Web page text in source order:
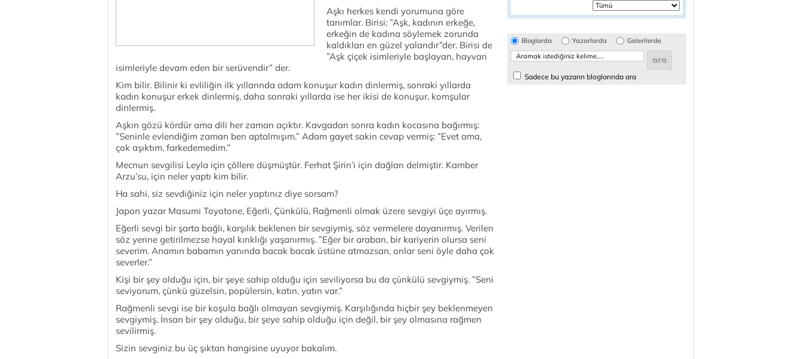
Aşkı herkes kendi yorumuna göre
tanımlar. Birisi; ”Aşk, kadının erkeğe,
erkeğin de kadına söylemek zorunda
kaldıkları en güzel yalandır”der. Birisi de
”Aşk çiçek isimleriyle başlayan, hayvan
isimleriyle devam eden bir serüvendir” der.
Kim bilir. Bilinir ki evliliğin ilk yıllarında adam konuşur kadın dinlermiş, sonraki yıllarda
kadın konuşur erkek dinlermiş, daha sonraki yıllarda ise her ikisi de konuşur, komşular
dinlermiş.
Aşkın gözü kördür ama dili her zaman açıktır. Kavgadan sonra kadın kocasına bağırmış:
”Seninle evlendiğim zaman ben aptalmışım.” Adam gayet sakin cevap vermiş: ”Evet ama,
çok aşıktım, farkedemedim.”
Mecnun sevgilisi Leyla için çöllere düşmüştür. Ferhat Şirin’i için dağları delmiştir. Kamber
Arzu’su, için neler yaptı kim bilir.
Ha sahi, siz sevdiğiniz için neler yaptınız diye sorsam?
Japon yazar Masumi Toyotone, Eğerli, Çünkülü, Rağmenli olmak üzere sevgiyi üçe ayırmış.
Eğerli sevgi bir şarta bağlı, karşılık beklenen bir sevgiymiş, söz vermelere dayanırmış. Verilen
söz yerine getirilmezse hayal kırıklığı yaşanırmış. ”Eğer bir araban, bir kariyerin olursa seni
severim. Anamın babamın yanında bacak bacak üstüne atmazsan, onlar seni öyle daha çok
severler.”
Kişi bir şey olduğu için, bir şeye sahip olduğu için seviliyorsa bu da çünkülü sevgiymiş. ”Seni
seviyorum, çünkü güzelsin, popülersin, katın, yatın var.”
Rağmenli sevgi ise bir koşula bağlı olmayan sevgiymiş. Karşılığında hiçbir şey beklenmeyen
sevgiymiş. İnsan bir şey olduğu, bir şeye sahip olduğu için değil, bir şey olmasına rağmen
sevilirmiş.
Sizin sevginiz bu üç şıktan hangisine uyuyor bakalım.
Bloglarda Yazarlarda Galerilerde
Sadece bu yazarın bloglarında ara